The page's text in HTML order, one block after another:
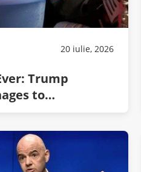
20 iulie, 2026
Trump
to
Picture of Messi